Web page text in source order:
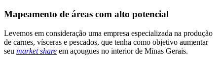
Mapeamento de áreas com alto potencial
Levemos em consideração uma empresa especializada na produção
de carnes, vísceras e pescados, que tenha como objetivo aumentar
seu market share em açougues no interior de Minas Gerais.